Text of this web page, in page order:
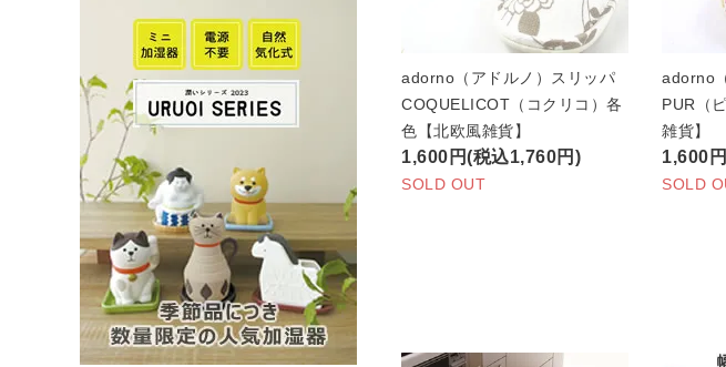
adorno（アドルノ）スリッパ
COQUELICOT（コクリコ）各
色【北欧風雑貨】
1,600円(税込1,760円)
SOLD OUT
adorno
PUR（
雑貨】
1,600
SOLD